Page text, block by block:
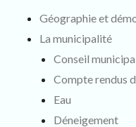
Géographie et
La municipalité
Conseil
Compte rendus
Eau
Déneigement